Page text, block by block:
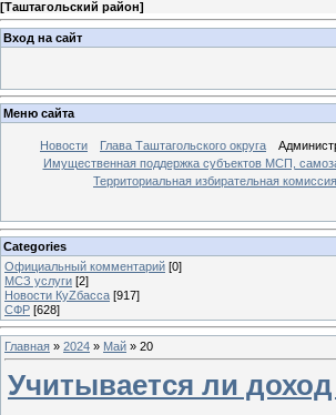
[Таштагольский район]
Вход на сайт
Меню сайта
Новости Глава Таштагольского округа
Имущественная поддержка субъектов МСП,
Территориальная избирательная комиссия
Categories
Официальный комментарий [0]
МСЗ услуги [2]
Новости КуZбасса [917]
СФР [628]
Главная » 2024 » Май » 20
Учитывается ли